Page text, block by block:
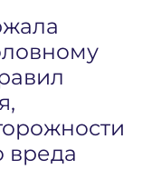
вреда